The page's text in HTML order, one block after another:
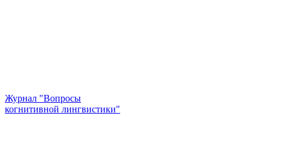
Журнал "Вопросы
когнитивной лингвистики"